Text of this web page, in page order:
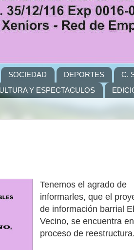
SOCIEDAD DEPORTES C.
Y ESPECTACULOS
Tenemos el agrado de
informarles, que el
de información barrial El
Vecino, se encuentra
proceso de reestructura.